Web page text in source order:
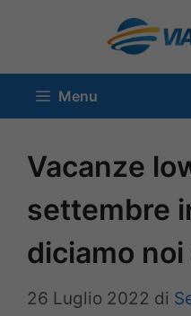
contenuto
Menu
Vacanze
settembre
diciamo
26 Luglio 2022 di